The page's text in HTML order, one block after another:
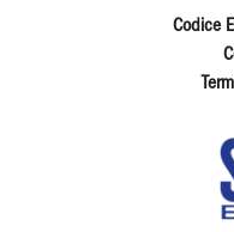
Codice